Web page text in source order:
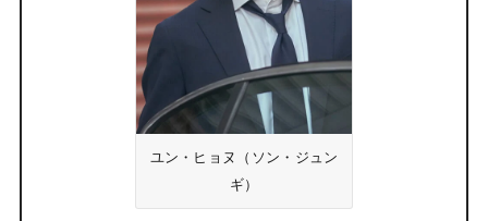
ユン・ヒョヌ（ソン・ジュン
ギ）